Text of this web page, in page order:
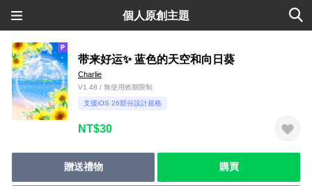
個人原創主題
带来好运✨ 蓝色的天空和向日葵
Charlie
V1.48 / 無使用效期限制
支援iOS 26部分設計規格
NT$30
贈送禮物 購買